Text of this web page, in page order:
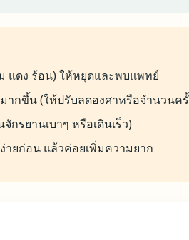
แดง ร้อน) ให้หยุดและพบแพทย์
ากขึ้น (ให้ปรับลดองศาหรือจำนวนค
กรยานเบาๆ หรือเดินเร็ว)
ายก่อน แล้วค่อยเพิ่มความยาก